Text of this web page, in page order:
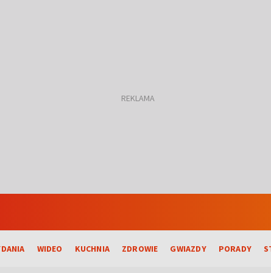
WIDEO KUCHNIA ZDROWIE GWIAZDY PORADY